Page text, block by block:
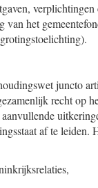
verplichtingen
het
juncto
recht op
af te